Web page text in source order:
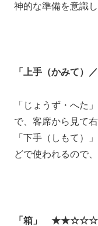
神的な準備を意識
「上手（かみて
「じょうず・へた
で、客席から見て
「下手（しもて）
どで使われるので
「箱」 ★★☆☆☆